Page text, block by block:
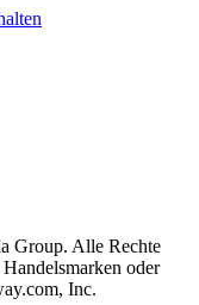
Group. Alle Rechte
oder
Inc.